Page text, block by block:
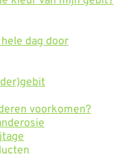
dag door
voorkomen?